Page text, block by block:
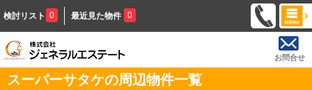
検討リスト 0 最近見た物件 0
お問合せ
スーパーサタケの周辺物件一覧